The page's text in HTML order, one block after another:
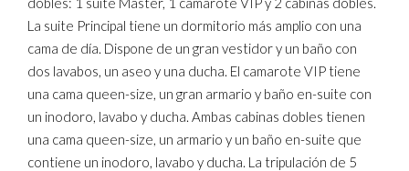
La suite Principal tiene un dormitorio más amplio con una
cama de día. Dispone de un gran vestidor y un baño con
dos lavabos, un aseo y una ducha. El camarote VIP tiene
una cama queen-size, un gran armario y baño en-suite con
un inodoro, lavabo y ducha. Ambas cabinas dobles tienen
una cama queen-size, un armario y un baño en-suite que
contiene un inodoro, lavabo y ducha. La tripulación de 5